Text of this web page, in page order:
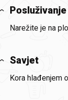
Posluživanje
Narežite je na
Savjet
Kora hlađenjem